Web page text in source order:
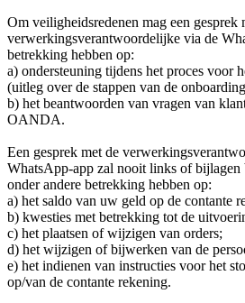
Om veiligheidsredenen mag een gesprek
verwerkingsverantwoordelijke via de
betrekking hebben op:
a) ondersteuning tijdens het proces voor
(uitleg over de stappen van de
b) het beantwoorden van vragen van
OANDA.
Een gesprek met de
WhatsApp-app zal nooit links of bijlagen
onder andere betrekking hebben op:
a) het saldo van uw geld op de contante
b) kwesties met betrekking tot de
c) het plaatsen of wijzigen van orders;
d) het wijzigen of bijwerken van de
e) het indienen van instructies voor het
op/van de contante rekening.